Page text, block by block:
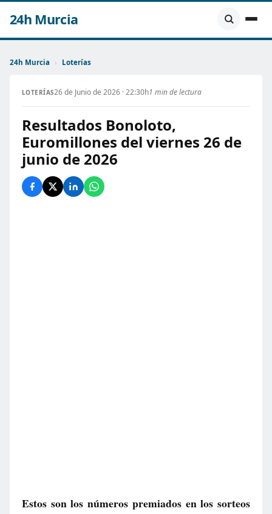
24h Murcia
24h Murcia › Loterías
LOTERÍAS26 de Junio de 2026 · 22:30h1 min de lectura
Resultados Bonoloto,
Euromillones del viernes 26 de
junio de 2026
Estos son los números premiados en los sorteos